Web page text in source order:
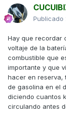
Publicado
Hay que recordar
voltaje de la
combustible que
importante y que
hacer en reserva,
de gasolina en el
diciendo cuantos
circulando antes